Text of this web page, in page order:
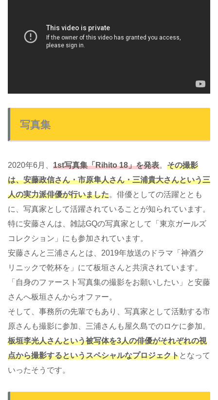
写真集
2020年6月、 1st写真集「Rihito 18」を発表。 その撮影
は、安藤政信さん・市原隼人さん・三浦貴大さんという三
人の実力派俳優が行いました。俳優としての活躍ととも
に、写真家として活躍されていることが知られています。
特に安藤さんは、雑誌GQの写真家として「東京ガールズ
コレクション」にも参加されています。
安藤さんと三浦さんとは、2019年放送のドラマ「神酒ク
リニックで乾杯を」にて板垣さんと共演されています。
「自身のファースト写真集の撮影をお願いしたい」と安藤
さんへ板垣さんからオファー。
そして、事務所の先輩でもあり、写真家として活動する市
原さんも撮影に参加、三浦さんも屋久島でのロケに参加。
板垣李光人さんという被写体を3人の俳優がそれぞれの視
点から撮影するというスペシャルなプロジェクトとなって
いったそうです。